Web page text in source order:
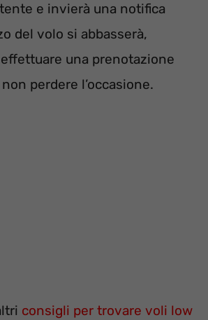
e invierà una notifica
del volo si abbasserà,
una prenotazione
perdere l’occasione.
consigli per trovare voli low